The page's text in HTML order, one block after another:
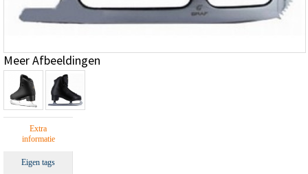
Meer Afbeeldingen
Extra
informatie
Eigen tags